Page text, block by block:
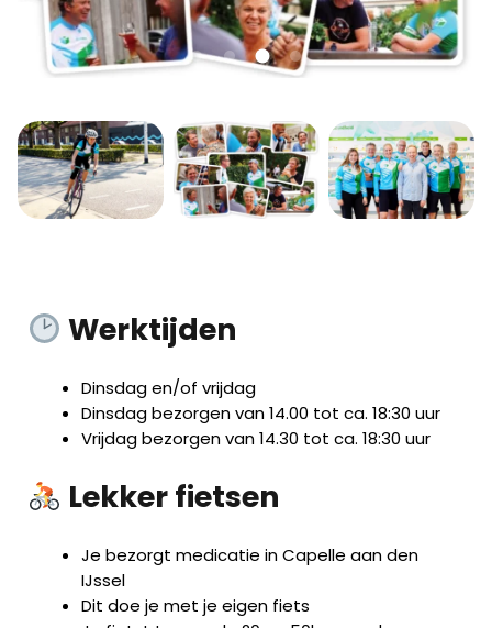
Werktijden
Dinsdag en/of vrijdag
Dinsdag bezorgen van 14.00 tot ca. 18:30 uur
Vrijdag bezorgen van 14.30 tot ca. 18:30 uur
Lekker fietsen
Je bezorgt medicatie in Capelle aan den
IJssel
Dit doe je met je eigen fiets